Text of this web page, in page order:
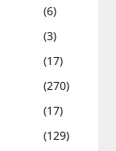
(6)
(3)
(17)
(270)
(17)
(129)